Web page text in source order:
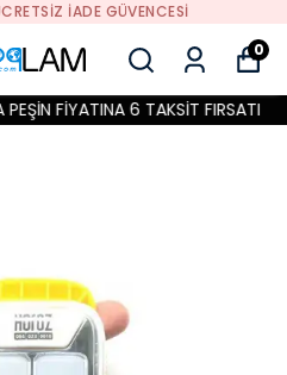
İADE GÜVENCESİ
0
FİYATINA 6 TAKSİT FIRSATI